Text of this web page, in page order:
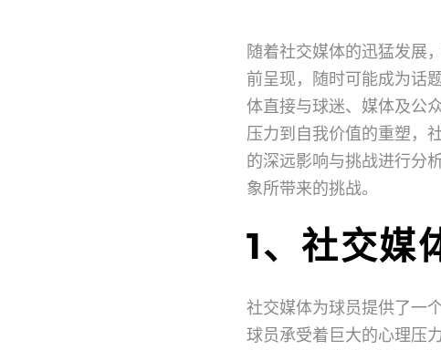
随着社交媒体的迅猛发展
前呈现，随时可能成为话
体直接与球迷、媒体及公
压力到自我价值的重塑，
的深远影响与挑战进行分
象所带来的挑战。
1、社交媒
社交媒体为球员提供了一
球员承受着巨大的心理压